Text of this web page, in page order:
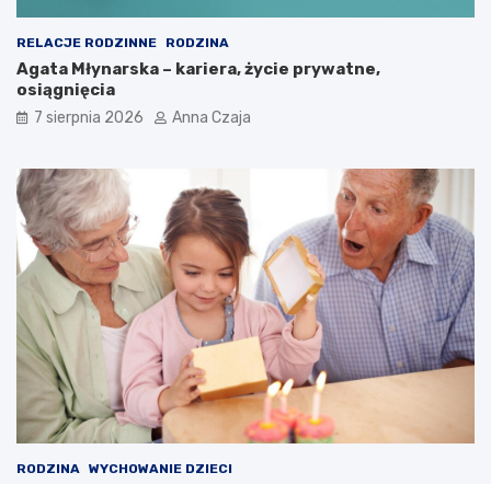
RELACJE RODZINNE RODZINA
Agata Młynarska – kariera, życie prywatne,
osiągnięcia
7 sierpnia 2026 Anna Czaja
RODZINA WYCHOWANIE DZIECI